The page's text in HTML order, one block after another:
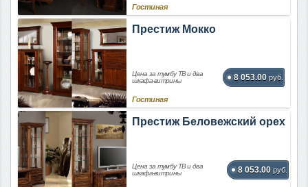
Гостиная
Престиж Мокко
Цена за тумбу ТВ и два
шкафа-витрины
8 053.00 руб.
Гостиная
Престиж Беловежский орех
Цена за тумбу ТВ и два
шкафа-витрины
8 053.00 руб.